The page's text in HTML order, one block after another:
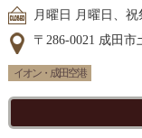
月曜日 月曜日、祝
〒286-0021 成田市
イオン・成田空港